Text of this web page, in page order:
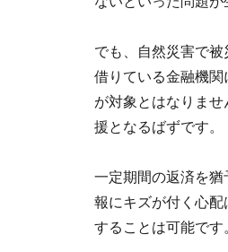
でも、自然災害で
借りている金融機
が対象とはなりま
援となるばずです。
一定期間の返済を
報にキズが付く心
することは可能です